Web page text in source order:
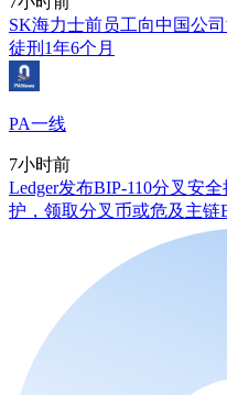
SK海力士前员工向中国公
徒刑1年6个月
PA一线
7小时前
Ledger发布BIP-110分叉安
护，领取分叉币或危及主链